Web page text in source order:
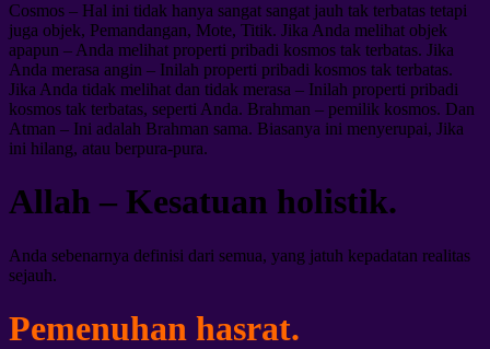
Cosmos – Hal ini tidak hanya sangat sangat jauh tak terbatas tetapi
juga objek, Pemandangan, Mote, Titik. Jika Anda melihat objek
apapun – Anda melihat properti pribadi kosmos tak terbatas. Jika
Anda merasa angin – Inilah properti pribadi kosmos tak terbatas.
Jika Anda tidak melihat dan tidak merasa – Inilah properti pribadi
kosmos tak terbatas, seperti Anda. Brahman – pemilik kosmos. Dan
Atman – Ini adalah Brahman sama. Biasanya ini menyerupai, Jika
ini hilang, atau berpura-pura.
Allah – Kesatuan holistik.
Anda sebenarnya definisi dari semua, yang jatuh kepadatan realitas
sejauh.
Pemenuhan hasrat.